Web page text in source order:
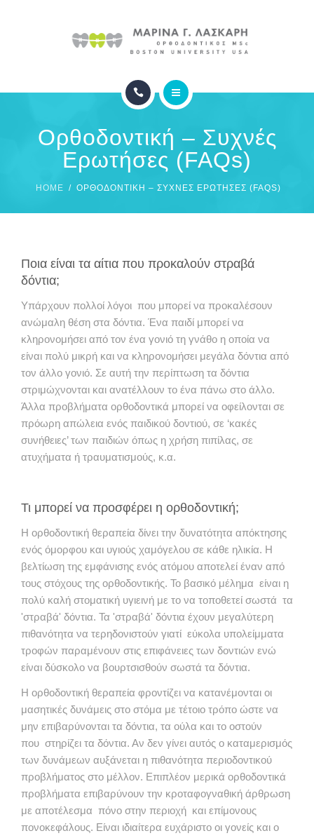
ΦΩΤΟΓΡΑΦΙΕΣ
ΟΡΘΟΔΟΝΤΙΚΗ
ΦΩΤΟΓΡΑΦΙΕΣ
ΕΠΙΚΟΙΝΩΝΙΑ
Ορθοδοντική – Συχνές
Ερωτήσες (FAQs)
HOME ΟΡΘΟΔΟΝΤΙΚΉ – ΣΥΧΝΈΣ ΕΡΩΤΉΣΕΣ (FAQS)
Ποια είναι τα αίτια που προκαλούν στραβά
δόντια;
Υπάρχουν πολλοί λόγοι που μπορεί να προκαλέσουν
ανώμαλη θέση στα δόντια. Ένα παιδί μπορεί να
κληρονομήσει από τον ένα γονιό τη γνάθο η οποία να
είναι πολύ μικρή και να κληρονομήσει μεγάλα δόντια από
τον άλλο γονιό. Σε αυτή την περίπτωση τα δόντια
στριμώχνονται και ανατέλλουν το ένα πάνω στο άλλο.
Άλλα προβλήματα ορθοδοντικά μπορεί να οφείλονται σε
πρόωρη απώλεια ενός παιδικού δοντιού, σε ‘κακές
συνήθειες’ των παιδιών όπως η χρήση πιπίλας, σε
ατυχήματα ή τραυματισμούς, κ.α.
Τι μπορεί να προσφέρει η ορθοδοντική;
Η ορθοδοντική θεραπεία δίνει την δυνατότητα απόκτησης
ενός όμορφου και υγιούς χαμόγελου σε κάθε ηλικία. Η
βελτίωση της εμφάνισης ενός ατόμου αποτελεί έναν από
τους στόχους της ορθοδοντικής. Το βασικό μέλημα είναι η
πολύ καλή στοματική υγιεινή με το να τοποθετεί σωστά τα
'στραβά' δόντια. Τα 'στραβά' δόντια έχουν μεγαλύτερη
πιθανότητα να τερηδονιστούν γιατί εύκολα υπολείμματα
τροφών παραμένουν στις επιφάνειες των δοντιών ενώ
είναι δύσκολο να βουρτσισθούν σωστά τα δόντια.
Η ορθοδοντική θεραπεία φροντίζει να κατανέμονται οι
μασητικές δυνάμεις στο στόμα με τέτοιο τρόπο ώστε να
μην επιβαρύνονται τα δόντια, τα ούλα και το οστούν
που στηρίζει τα δόντια. Αν δεν γίνει αυτός ο καταμερισμός
των δυνάμεων αυξάνεται η πιθανότητα περιοδοντικού
προβλήματος στο μέλλον. Επιπλέον μερικά ορθοδοντικά
προβλήματα επιβαρύνουν την κροταφογναθική άρθρωση
με αποτέλεσμα πόνο στην περιοχή και επίμονους
πονοκεφάλους. Είναι ιδιαίτερα ευχάριστο οι γονείς και ο